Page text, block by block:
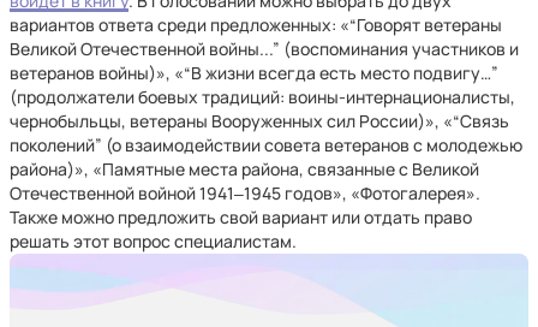
вариантов ответа среди предложенных: «“Говорят ветераны
Великой Отечественной войны...” (воспоминания участников и
ветеранов войны)», «“В жизни всегда есть место подвигу…”
(продолжатели боевых традиций: воины-интернационалисты,
чернобыльцы, ветераны Вооруженных сил России)», «“Связь
поколений” (о взаимодействии совета ветеранов с молодежью
района)», «Памятные места района, связанные с Великой
Отечественной войной 1941‒1945 годов», «Фотогалерея».
Также можно предложить свой вариант или отдать право
решать этот вопрос специалистам.